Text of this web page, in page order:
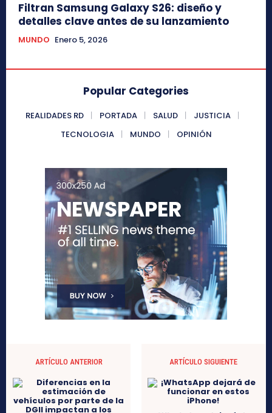
Filtran Samsung Galaxy S26: diseño y
detalles clave antes de su lanzamiento
MUNDO Enero 5, 2026
Popular Categories
REALIDADES RD PORTADA SALUD
JUSTICIA
TECNOLOGIA
MUNDO OPINIÓN
ARTÍCULO ANTERIOR ARTÍCULO SIGUIENTE